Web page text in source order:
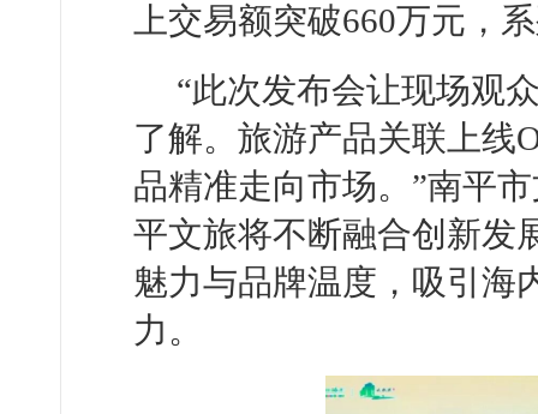
上交易额突破660万元，
“此次发布会让现场观
了解。旅游产品关联上线
品精准走向市场。”南平
平文旅将不断融合创新发
魅力与品牌温度，吸引海
力。